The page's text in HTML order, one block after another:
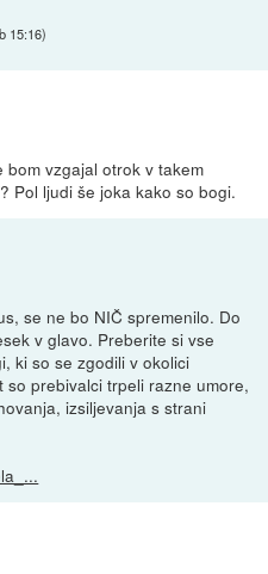
15:16)
bom vzgajal otrok v takem
Pol ljudi še joka kako so bogi.
se ne bo NIČ spremenilo. Do
v glavo. Preberite si vse
ki so se zgodili v okolici
prebivalci trpeli razne umore,
izsiljevanja s strani